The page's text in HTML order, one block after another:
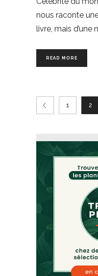
nous raconte
livre, mais d’une
READ MORE
1 2